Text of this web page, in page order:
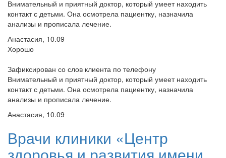
Внимательный и приятный доктор, который умеет находить
контакт с детьми. Она осмотрела пациентку, назначила
анализы и прописала лечение.
Анастасия, 10.09
Хорошо
Зафиксирован со слов клиента по телефону
Внимательный и приятный доктор, который умеет находить
контакт с детьми. Она осмотрела пациентку, назначила
анализы и прописала лечение.
Анастасия, 10.09
Врачи клиники «Центр